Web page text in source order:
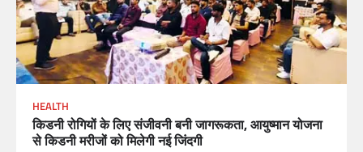
HEALTH
किडनी रोगियों के लिए संजीवनी बनी जागरूकता, आयुष्मान योजना
से किडनी मरीजों को मिलेगी नई जिंदगी